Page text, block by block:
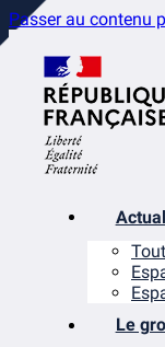
Passer au contenu
Le